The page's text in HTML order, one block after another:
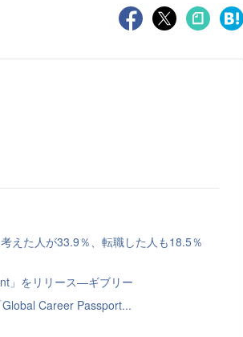
えた人が33.9％、転職した人も18.5％
」をリリース—ギブリー
Career Passport...